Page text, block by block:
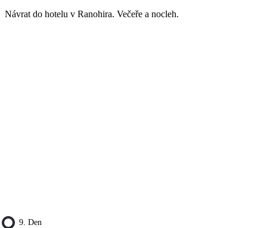
Návrat do hotelu v Ranohira. Večeře a nocleh.
9. Den